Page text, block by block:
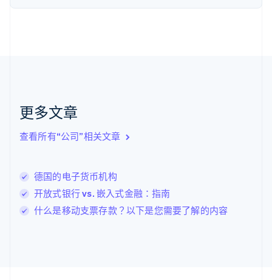
更多文章
查看所有“公司”相关文章
德国的电子货币机构
开放式银行 vs. 嵌入式金融：指南
什么是移动支票存款？以下是您需要了解的内容
English
English
卢森堡
罗马尼亚
English